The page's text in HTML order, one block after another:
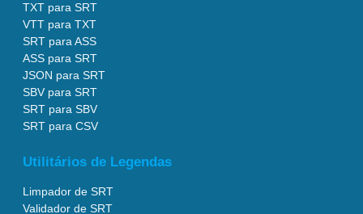
TXT para SRT
VTT para TXT
SRT para ASS
ASS para SRT
JSON para SRT
SBV para SRT
SRT para SBV
SRT para CSV
Utilitários de Legendas
Limpador de SRT
Validador de SRT